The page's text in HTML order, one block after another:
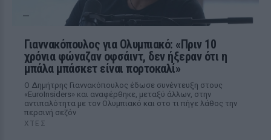
Γιαννακόπουλος για Ολυμπιακό: «Πριν 10
χρόνια φώναζαν οφσάιντ, δεν ήξεραν ότι η
μπάλα μπάσκετ είναι πορτοκαλί»
Ο Δημήτρης Γιαννακόπουλος έδωσε συνέντευξη στους
«EuroInsiders» και αναφέρθηκε, μεταξύ άλλων, στην
αντιπαλότητα με τον Ολυμπιακό και στο τι πήγε λάθος την
περσινή σεζόν
ΧΤΕΣ